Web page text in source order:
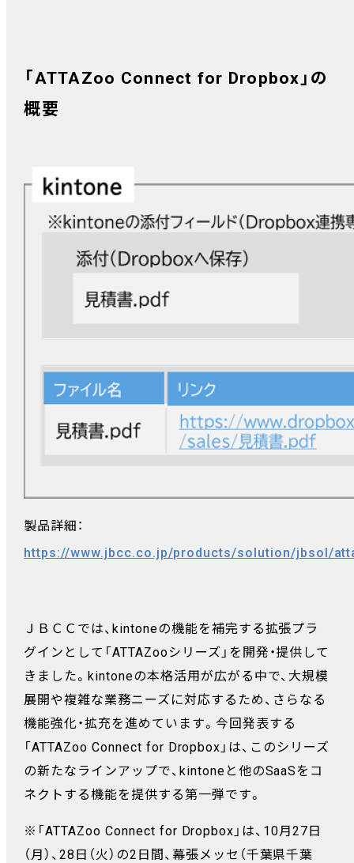
「ATTAZoo Connect for Dropbox」の
概要
製品詳細：
https://www.jbcc.co.jp/products/solution/jbsol/
ＪＢＣＣでは、kintoneの機能を補完する拡張プラ
グインとして「ATTAZooシリーズ」を開発・提供して
きました。kintoneの本格活用が広がる中で、大規模
展開や複雑な業務ニーズに対応するため、さらなる
機能強化・拡充を進めています。今回発表する
「ATTAZoo Connect for Dropbox」は、このシリーズ
の新たなラインアップで、kintoneと他のSaaSをコ
ネクトする機能を提供する第一弾です。
※「ATTAZoo Connect for Dropbox」は、10月27日
（月）、28日（火）の2日間、幕張メッセ（千葉県千葉